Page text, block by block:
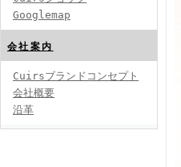
Googlemap
会社案内
Cuirsブランドコンセプト
会社概要
沿革